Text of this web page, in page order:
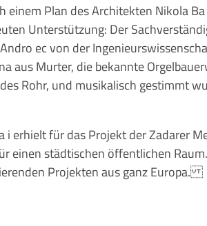
Plan des Architekten Nikola Ba
Unterstützung: Der
ec von der
aus Murter, die bekannte
Rohr, und musikalisch gestimmt
für das Projekt der Zadarer
einen städtischen öffentlichen
Projekten aus ganz Europa.